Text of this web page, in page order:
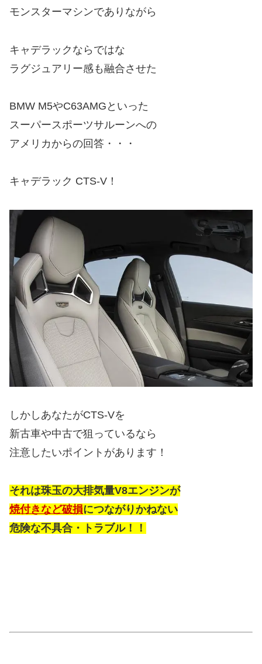
モンスターマシンでありながら
キャデラックならではな
ラグジュアリー感も融合させた
BMW M5やC63AMGといった
スーパースポーツサルーンへの
アメリカからの回答・・・
キャデラック CTS-V！
しかしあなたがCTS-Vを
新古車や中古で狙っているなら
注意したいポイントがあります！
それは珠玉の大排気量V8エンジンが
焼付きなど破損につながりかねない
危険な不具合・トラブル！！